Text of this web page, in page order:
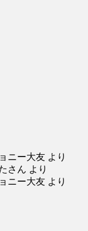
ニー大友 より
さん より
ニー大友 より